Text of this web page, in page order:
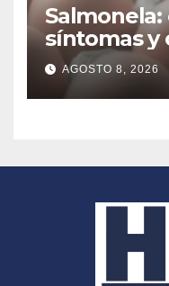
Salmonela:
síntomas y
AGOSTO 8, 2026